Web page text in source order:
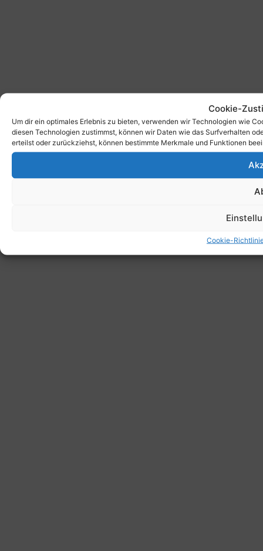
Cookie-
Um dir ein optimales Erlebnis zu bieten, verwenden wir Technologien wie
diesen Technologien zustimmst, können wir Daten wie das Surfverhalten
erteilst oder zurückziehst, können bestimmte Merkmale und Funktionen
Cookie-